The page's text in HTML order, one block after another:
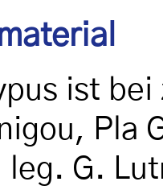
ist
Pla
G.